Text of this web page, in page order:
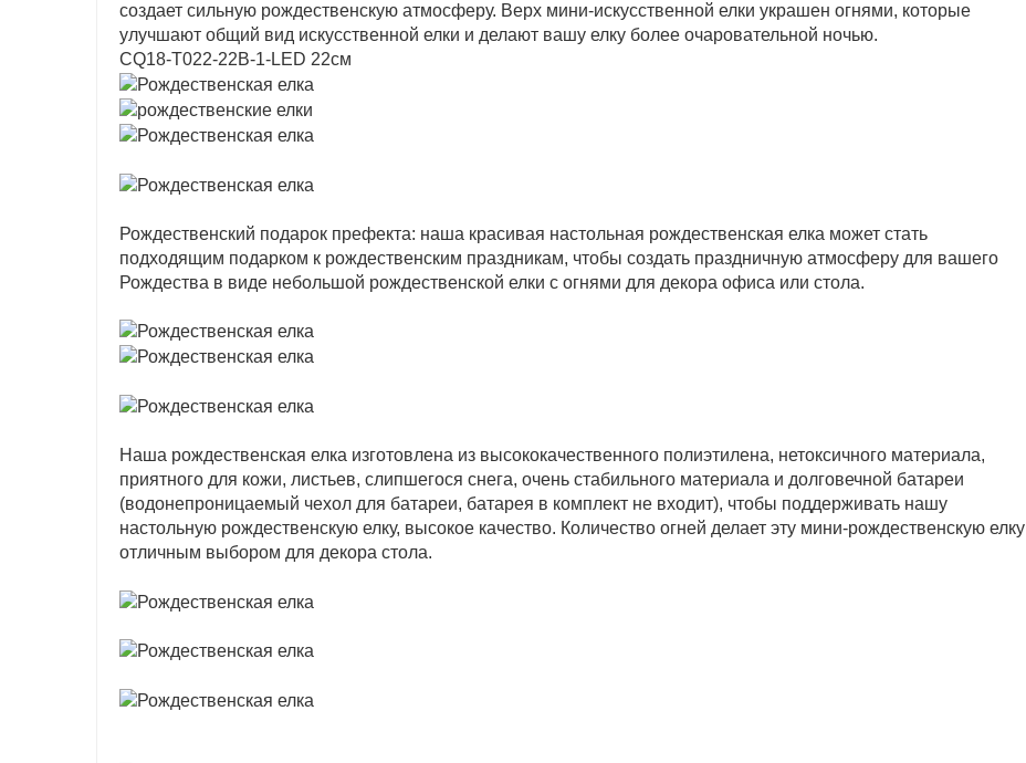
создает сильную рождественскую атмосферу. Верх мини-искусственной елки украшен огнями, которые
улучшают общий вид искусственной елки и делают вашу елку более очаровательной ночью.
CQ18-T022-22B-1-LED 22см
Рождественский подарок префекта: наша красивая настольная рождественская елка может стать
подходящим подарком к рождественским праздникам, чтобы создать праздничную атмосферу для вашего
Рождества в виде небольшой рождественской елки с огнями для декора офиса или стола.
Наша рождественская елка изготовлена ​​из высококачественного полиэтилена, нетоксичного материала,
приятного для кожи, листьев, слипшегося снега, очень стабильного материала и долговечной батареи
(водонепроницаемый чехол для батареи, батарея в комплект не входит), чтобы поддерживать нашу
настольную рождественскую елку, высокое качество. Количество огней делает эту мини-рождественскую елку
отличным выбором для декора стола.